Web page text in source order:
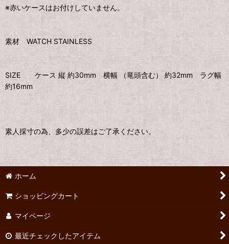
※赤いケースはお付けしていません。
素材 WATCH STAINLESS
SIZE ケース 縦 約30mm 横幅 （竜頭含む） 約32mm ラグ幅
約16mm
素人採寸の為、多少の誤差はご了承ください。
ホーム
ショッピングカート
マイページ
最近チェックしたアイテム